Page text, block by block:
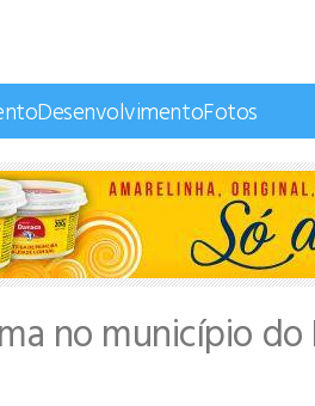
DesenvolvimentoFotos
no município do